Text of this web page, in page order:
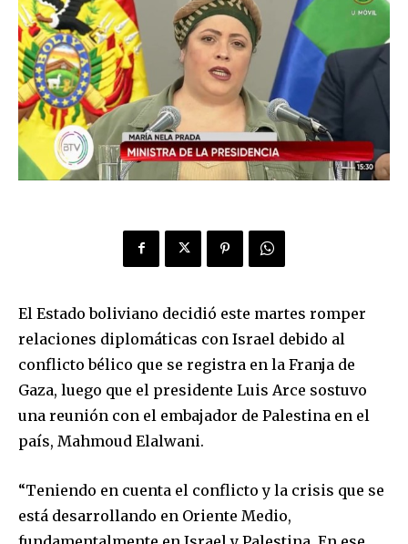
El Estado boliviano decidió este martes romper
relaciones diplomáticas con Israel debido al
conflicto bélico que se registra en la Franja de
Gaza, luego que el presidente Luis Arce sostuvo
una reunión con el embajador de Palestina en el
país, Mahmoud Elalwani.
“Teniendo en cuenta el conflicto y la crisis que se
está desarrollando en Oriente Medio,